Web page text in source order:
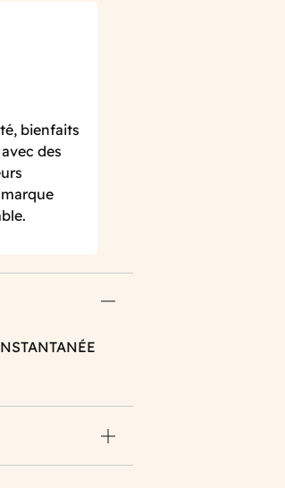
bienfaits
des